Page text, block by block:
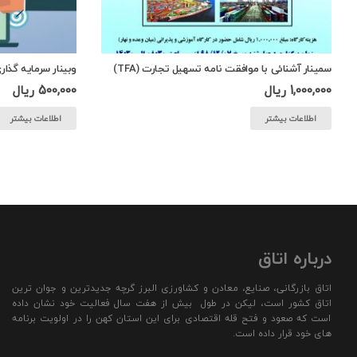
سمینار آشنائی با موافقت نامه تسهیل تجارت (TFA)
1,000,000 ریال
اطلاعات بیشتر
وبینار سرمایه
500,000ریال
اطلاعات بیشتر
درباره اتاق
اتاق بازرگانی، صنایع، معادن و کشاورزی البرز گرچه جدیدترین و جوان ترین
اتاق کشور است، لیکن در طول بیش از هفت سال فعالیت خود نشان داده
است که صعود و فتح قله اقتصادی برای این استان کهن را در اولویت برنامه
های خود قرار داده است.